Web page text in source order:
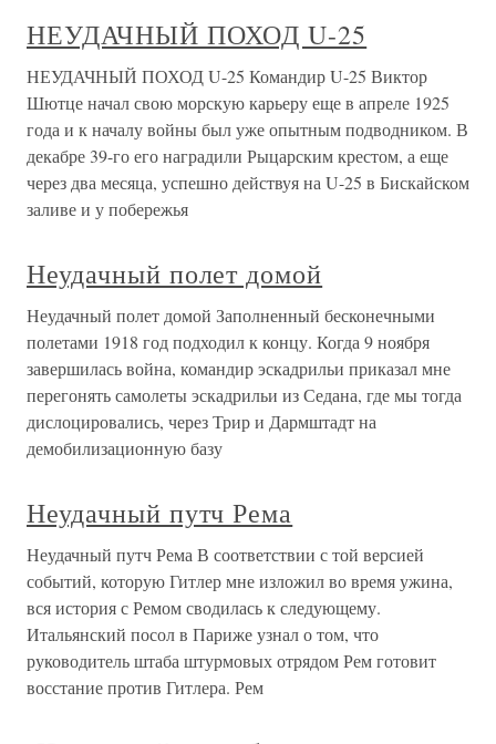
НЕУДАЧНЫЙ ПОХОД U-25
НЕУДАЧНЫЙ ПОХОД U-25 Командир U-25 Виктор
Шютце начал свою морскую карьеру еще в апреле 1925
года и к началу войны был уже опытным подводником. В
декабре 39-го его наградили Рыцарским крестом, а еще
через два месяца, успешно действуя на U-25 в Бискайском
заливе и у побережья
Неудачный полет домой
Неудачный полет домой Заполненный бесконечными
полетами 1918 год подходил к концу. Когда 9 ноября
завершилась война, командир эскадрильи приказал мне
перегонять самолеты эскадрильи из Седана, где мы тогда
дислоцировались, через Трир и Дармштадт на
демобилизационную базу
Неудачный путч Рема
Неудачный путч Рема В соответствии с той версией
событий, которую Гитлер мне изложил во время ужина,
вся история с Ремом сводилась к следующему.
Итальянский посол в Париже узнал о том, что
руководитель штаба штурмовых отрядом Рем готовит
восстание против Гитлера. Рем